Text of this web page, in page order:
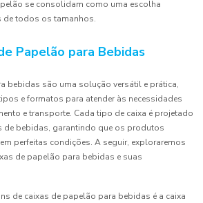
se consolidam como uma escolha
de todos os tamanhos.
Papelão para Bebidas
bebidas são uma solução versátil e prática,
e formatos para atender às necessidades
e transporte. Cada tipo de caixa é projetado
de bebidas, garantindo que os produtos
perfeitas condições. A seguir, exploraremos
de papelão para bebidas e suas
de caixas de papelão para bebidas é a caixa